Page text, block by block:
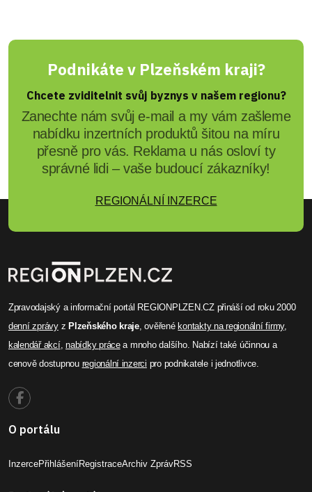
Podnikáte v Plzeňském kraji?
Chcete zviditelnit svůj byznys v našem regionu?
Zanechte nám svůj e-mail a my vám zašleme
nabídku inzertních produktů šitou na míru
přesně pro vás. Reklama u nás osloví ty
správné lidi – vaše budoucí zákazníky!
REGIONÁLNÍ INZERCE
Zpravodajský a informační portál REGIONPLZEN.CZ přináší od roku 2000
denní zprávyz Plzeňského kraje, ověřené kontakty na regionální firmy,
kalendář akcí,nabídky prácea mnoho dalšího. Nabízí také účinnou a
cenově dostupnou regionální inzerci pro podnikatele i jednotlivce.
O portálu
InzercePřihlášeníRegistraceArchiv ZprávRSS